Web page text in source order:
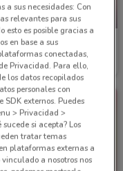
Soriana Express
hoy 10.8 km
a sus necesidades: Con
relevantes para sus
esto es posible gracias a
en base a sus
conectadas,
Privacidad. Para ello,
los datos recopilados
personales con
externos. Puedes
> Privacidad >
si acepta? Los
tratar temas
plataformas externas a
a nosotros nos